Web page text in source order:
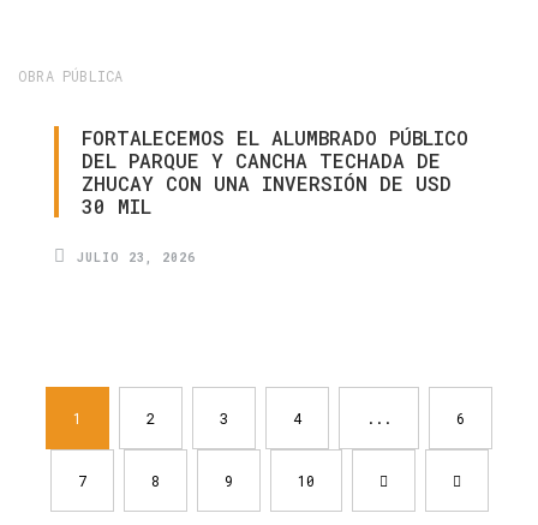
OBRA PÚBLICA
FORTALECEMOS EL ALUMBRADO PÚBLICO
DEL PARQUE Y CANCHA TECHADA DE
ZHUCAY CON UNA INVERSIÓN DE USD
30
MIL
JULIO 23, 2026
1 2 3 4 ... 6
7 8 9 10